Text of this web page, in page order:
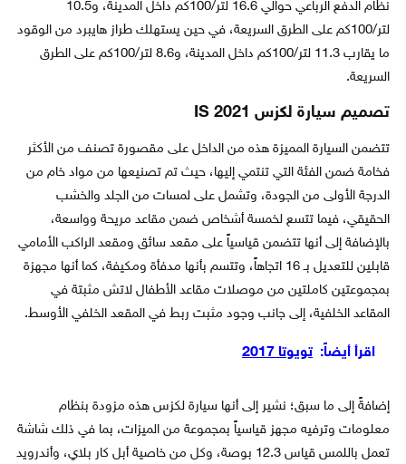
نظام الدفع الرباعي حوالي 16.6 لتر/100كم داخل المدينة، و10.5
لتر/100كم على الطرق السريعة، في حين يستهلك طراز هايبرد من الوقود
ما يقارب 11.3 لتر/100كم داخل المدينة، و8.6 لتر/100كم على الطرق
السريعة.
تصميم سيارة لكزس IS 2021
تتضمن السيارة المميزة هذه من الداخل على مقصورة تصنف من الأكثر
فخامة ضمن الفئة التي تنتمي إليها، حيث تم تصنيعها من مواد خام من
الدرجة الأولى من الجودة، وتشمل على لمسات من الجلد والخشب
الحقيقي، فيما تتسع لخمسة أشخاص ضمن مقاعد مريحة وواسعة،
بالإضافة إلى أنها تتضمن قياسياً على مقعد سائق ومقعد الراكب الأمامي
قابلين للتعديل بـ 16 اتجاهاً، وتتسم بأنها مدفأة ومكيفة، كما أنها مجهزة
بمجموعتين كاملتين من موصلات مقاعد الأطفال لاتش مثبتة في
المقاعد الخلفية، إلى جانب وجود مثبت ربط في المقعد الخلفي الأوسط.
اقرأ أيضاً: تويوتا 2017
إضافةً إلى ما سبق؛ نشير إلى أنها سيارة لكزس هذه مزودة بنظام
معلومات وترفيه مجهز قياسياً بمجموعة من الميزات، بما في ذلك شاشة
تعمل باللمس قياس 12.3 بوصة، وكل من خاصية أبل كار بلاي، وأندرويد